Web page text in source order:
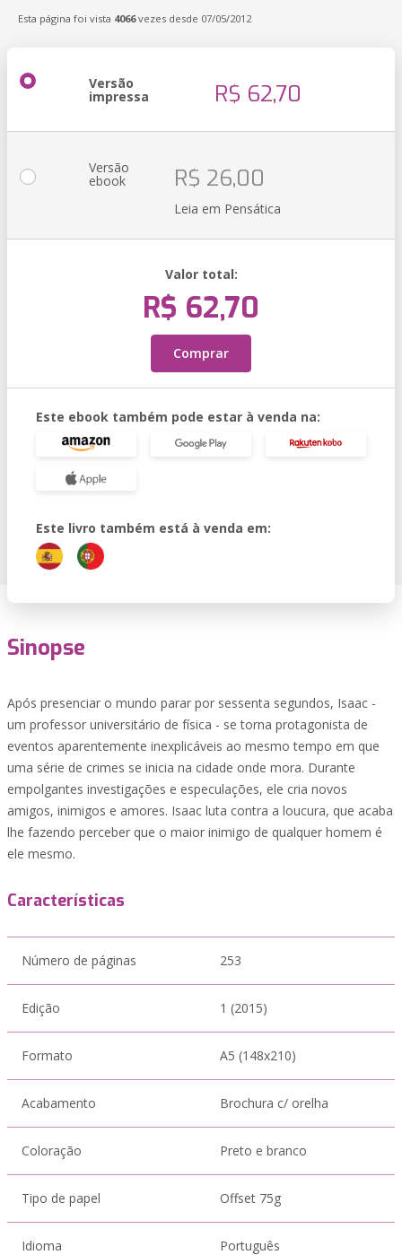
Esta página foi vista 4066vezes desde 07/05/2012
Versão
impressa R$ 62,70
Versão
ebook R$ 26,00
Leia em Pensática
Valor total:
R$ 62,70
Comprar
Este ebook também pode estar à venda na:
Este livro também está à venda em:
Sinopse
Após presenciar o mundo parar por sessenta segundos, Isaac -
um professor universitário de física - se torna protagonista de
eventos aparentemente inexplicáveis ao mesmo tempo em que
uma série de crimes se inicia na cidade onde mora. Durante
empolgantes investigações e especulações, ele cria novos
amigos, inimigos e amores. Isaac luta contra a loucura, que acaba
lhe fazendo perceber que o maior inimigo de qualquer homem é
ele mesmo.
Características
Número de páginas 253
Edição 1 (2015)
Formato A5 (148x210)
Acabamento Brochura c/ orelha
Coloração Preto e branco
Tipo de papel Offset 75g
Idioma Português